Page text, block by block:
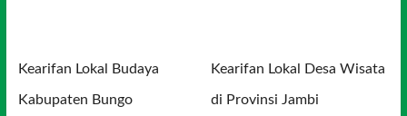
Kearifan Lokal Budaya
Kabupaten Bungo
Kearifan Lokal Desa Wisata
di Provinsi Jambi